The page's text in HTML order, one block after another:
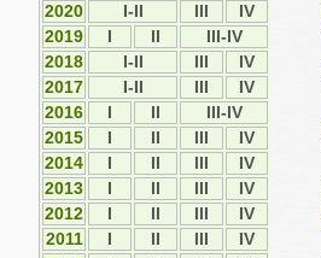
2020
I-II ІII
IV
2019
І ІI
III-IV
2018
I-II ІІІ
ІV
2017
I-II ІІІ
IV
2016
I II
III-IV
2015
І ІІ ІІІ
IV
2014
І ІІ ІІІ
ІV
2013
І ІІ ІІІ
ІV
2012
І ІI ІII
ІV
2011
І ІI ІII
ІV